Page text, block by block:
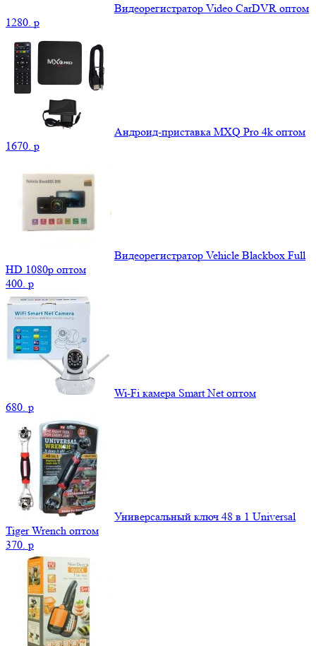
Видеорегистратор Video CarDVR оптом
1280. p
Андроид-приставка MXQ Pro 4k оптом
1670. p
Видеорегистратор Vehicle Blackbox Full
HD 1080p оптом
400. p
Wi-Fi камера Smart Net оптом
680. p
Универсальный ключ 48 в 1 Universal
Tiger Wrench оптом
370. p